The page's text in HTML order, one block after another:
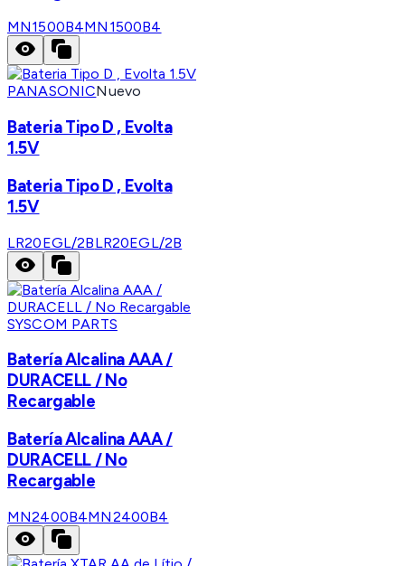
MN1500B4MN1500B4
PANASONICNuevo
Bateria Tipo D , Evolta
1.5V
Bateria Tipo D , Evolta
1.5V
LR20EGL/2BLR20EGL/2B
SYSCOM PARTS
Batería Alcalina AAA /
DURACELL / No
Recargable
Batería Alcalina AAA /
DURACELL / No
Recargable
MN2400B4MN2400B4